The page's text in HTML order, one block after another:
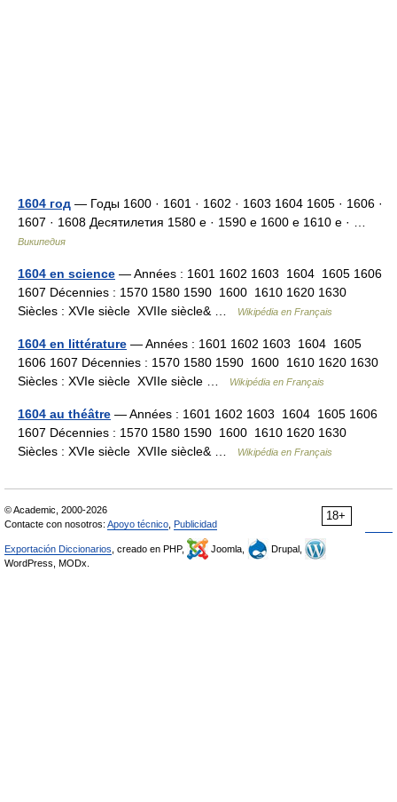
1604 год — Годы 1600 · 1601 · 1602 · 1603 1604 1605 · 1606 ·
1607 · 1608 Десятилетия 1580 е · 1590 е 1600 е 1610 е · …
Википедия
1604 en science — Années : 1601 1602 1603 1604 1605 1606
1607 Décennies : 1570 1580 1590 1600 1610 1620 1630
Siècles : XVIe siècle XVIIe siècle& …
Wikipédia en Français
1604 en littérature — Années : 1601 1602 1603 1604 1605
1606 1607 Décennies : 1570 1580 1590 1600 1610 1620 1630
Siècles : XVIe siècle XVIIe siècle …
Wikipédia en Français
1604 au théâtre — Années : 1601 1602 1603 1604 1605 1606
1607 Décennies : 1570 1580 1590 1600 1610 1620 1630
Siècles : XVIe siècle XVIIe siècle& …
Wikipédia en Français
18+
© Academic, 2000-2026
Contacte con nosotros: Apoyo técnico, Publicidad
Exportación Diccionarios, creado en PHP, Joomla,
Drupal,
WordPress, MODx.